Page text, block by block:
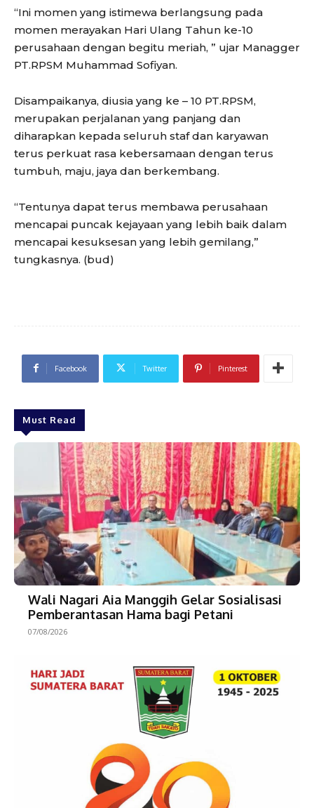
“Ini momen yang istimewa berlangsung pada
momen merayakan Hari Ulang Tahun ke-10
perusahaan dengan begitu meriah, ” ujar Managger
PT.RPSM Muhammad Sofiyan.
Disampaikanya, diusia yang ke – 10 PT.RPSM,
merupakan perjalanan yang panjang dan
diharapkan kepada seluruh staf dan karyawan
terus perkuat rasa kebersamaan dengan terus
tumbuh, maju, jaya dan berkembang.
“Tentunya dapat terus membawa perusahaan
mencapai puncak kejayaan yang lebih baik dalam
mencapai kesuksesan yang lebih gemilang,”
tungkasnya. (bud)
Facebook Twitter Pinterest
Must Read
Wali Nagari Aia Manggih Gelar Sosialisasi
Pemberantasan Hama bagi Petani
07/08/2026